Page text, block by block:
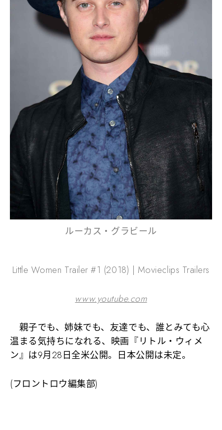
ルーカス・グラビール
Little Women Trailer #1 (2018) | Movieclips Trailers
www.youtube.com
親子でも、姉妹でも、友達でも、誰とみても心
温まる気持ちになれる、映画『リトル・ウィメ
ン』は9月28日全米公開。日本公開は未定。
(フロントロウ編集部)